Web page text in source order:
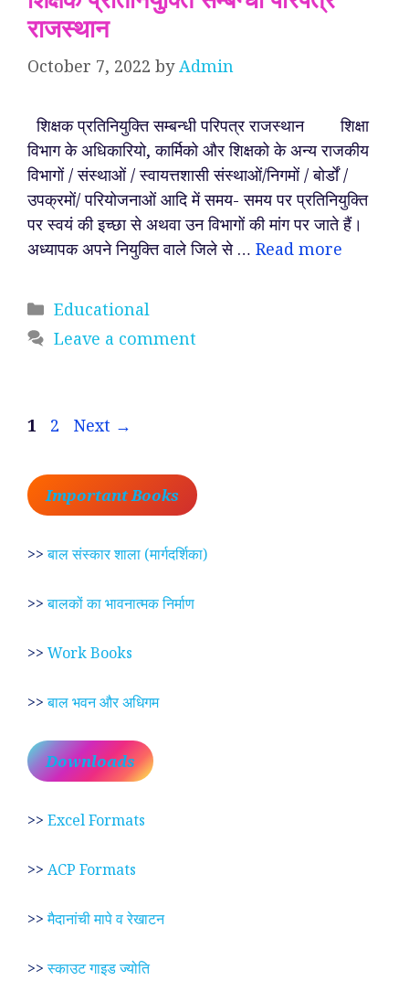
राजस्थान
October 7, 2022 by Admin
शिक्षक प्रतिनियुक्ति सम्बन्धी परिपत्र राजस्थान शिक्षा
विभाग के अधिकारियो, कार्मिको और शिक्षको के अन्य राजकीय
विभागों / संस्थाओं / स्वायत्तशासी संस्थाओं/निगमों / बोर्डों /
उपक्रमों/ परियोजनाओं आदि में समय- समय पर प्रतिनियुक्ति
पर स्वयं की इच्छा से अथवा उन विभागों की मांग पर जाते हैं।
अध्यापक अपने नियुक्ति वाले जिले से … Read more
Categories
Educational
Leave a comment
Page
1 Page
2 Next →
Important Books
>>बाल संस्कार शाला (मार्गदर्शिका)
>>बालकों का भावनात्मक निर्माण
>> Work Books
>>बाल भवन और अधिगम
Downloads
>> Excel Formats
>> ACP Formats
>>मैदानांची मापे व रेखाटन
>>स्काउट गाइड ज्योति